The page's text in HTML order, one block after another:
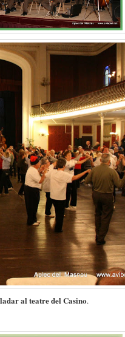
al teatre del Casino.